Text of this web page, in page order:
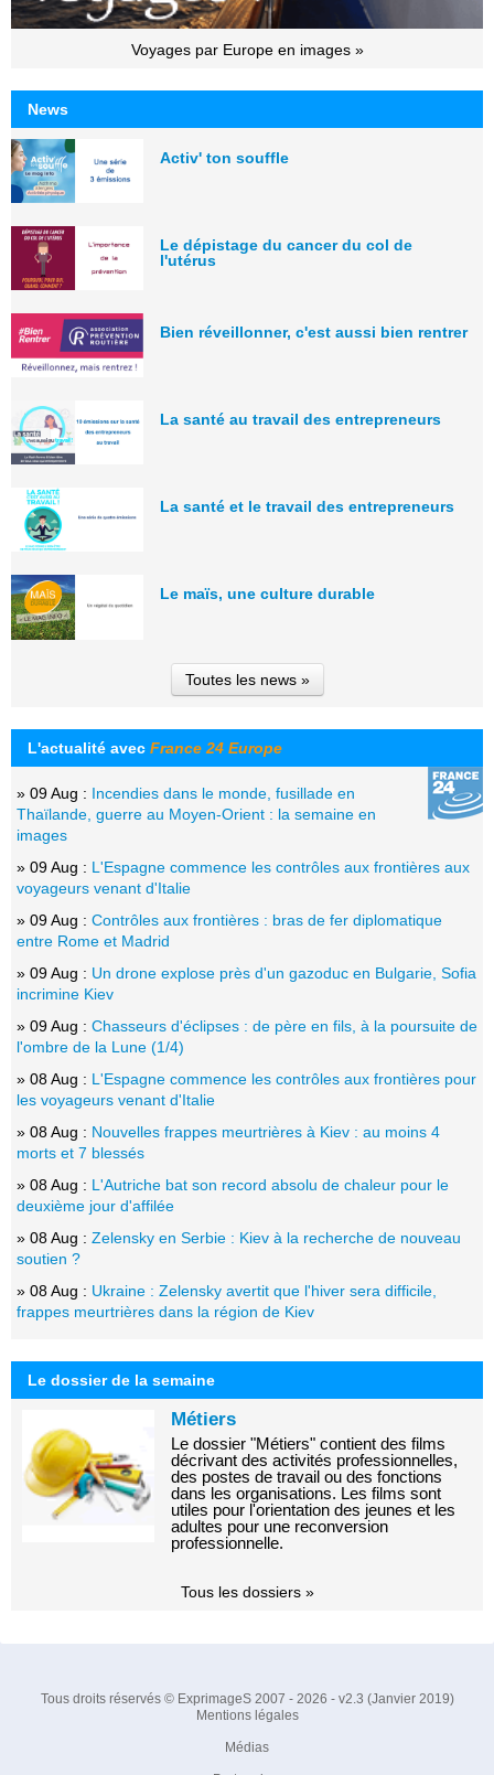
Voyages par Europe en images »
News
Activ' ton souffle
Le dépistage du cancer du col de
l'utérus
Bien réveillonner, c'est aussi bien rentrer
La santé au travail des entrepreneurs
La santé et le travail des entrepreneurs
Le maïs, une culture durable
Toutes les news »
L'actualité avec France 24 Europe
» 09 Aug : Incendies dans le monde, fusillade en
Thaïlande, guerre au Moyen-Orient : la semaine en
images
» 09 Aug : L'Espagne commence les contrôles aux frontières aux
voyageurs venant d'Italie
» 09 Aug : Contrôles aux frontières : bras de fer diplomatique
entre Rome et Madrid
» 09 Aug : Un drone explose près d'un gazoduc en Bulgarie, Sofia
incrimine Kiev
» 09 Aug : Chasseurs d'éclipses : de père en fils, à la poursuite de
l'ombre de la Lune (1/4)
» 08 Aug : L'Espagne commence les contrôles aux frontières pour
les voyageurs venant d'Italie
» 08 Aug : Nouvelles frappes meurtrières à Kiev : au moins 4
morts et 7 blessés
» 08 Aug : L'Autriche bat son record absolu de chaleur pour le
deuxième jour d'affilée
» 08 Aug : Zelensky en Serbie : Kiev à la recherche de nouveau
soutien ?
» 08 Aug : Ukraine : Zelensky avertit que l'hiver sera difficile,
frappes meurtrières dans la région de Kiev
Le dossier de la semaine
Métiers
Le dossier "Métiers" contient des films
décrivant des activités professionnelles,
des postes de travail ou des fonctions
dans les organisations. Les films sont
utiles pour l'orientation des jeunes et les
adultes pour une reconversion
professionnelle.
Tous les dossiers »
Tous droits réservés © ExprimageS 2007 - 2026 - v2.3 (Janvier 2019)
Mentions légales
Médias